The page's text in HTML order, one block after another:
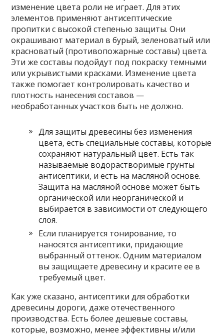
изменение цвета роли не играет. Для этих
элементов применяют антисептические
пропитки с высокой степенью защиты. Они
окрашивают материал в бурый, зеленоватый или
красноватый (противопожарные составы) цвета.
Эти же составы подойдут под покраску темными
или укрывистыми красками. Изменение цвета
также помогает контролировать качество и
плотность нанесения составов —
необработанных участков быть не должно.
Для защиты древесины без изменения
цвета, есть специальные составы, которые
сохраняют натуральный цвет. Есть так
называемые водорастворимые грунты
антисептики, и есть на масляной основе.
Защита на масляной основе может быть
органической или неорганической и
выбирается в зависимости от следующего
слоя.
Если планируется тонирование, то
наносятся антисептики, придающие
выбранный оттенок. Одним материалом
вы защищаете древесину и красите ее в
требуемый цвет.
Как уже сказано, антисептики для обработки
древесины дороги, даже отечественного
производства. Есть более дешевые составы,
которые, возможно, менее эффективны и/или